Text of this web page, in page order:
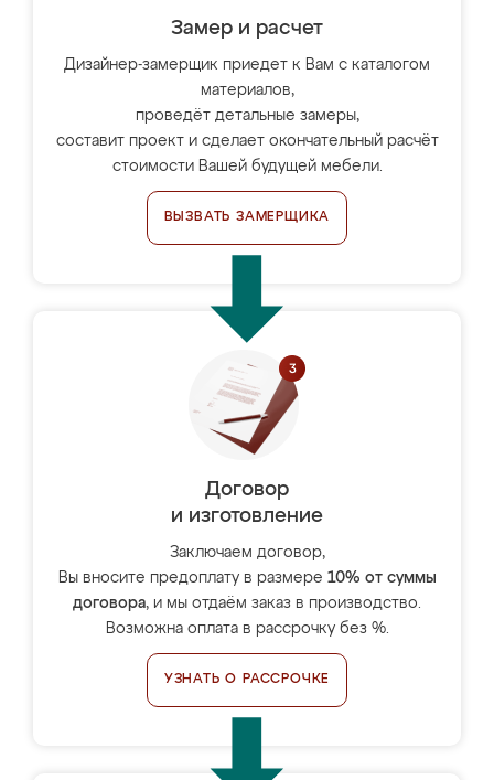
Замер и расчет
Дизайнер-замерщик приедет к Вам с каталогом
материалов,
проведёт детальные замеры,
составит проект и сделает окончательный расчёт
стоимости Вашей будущей мебели.
ВЫЗВАТЬ ЗАМЕРЩИКА
Договор
и изготовление
Заключаем договор,
Вы вносите предоплату в размере 10% от суммы
договора, и мы отдаём заказ в производство.
Возможна оплата в рассрочку без %.
УЗНАТЬ О РАССРОЧКЕ